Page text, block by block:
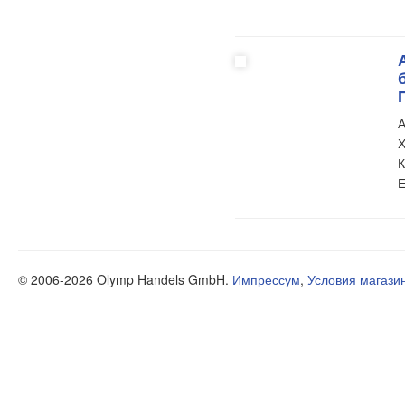
© 2006-2026 Olymp Handels GmbH. Импрессум, Условия